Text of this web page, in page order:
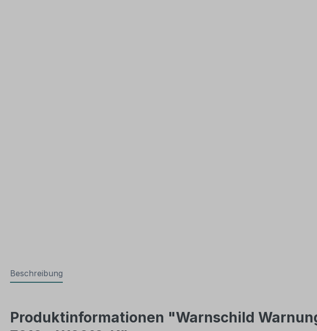
Beschreibung
Produktinformationen "Warnschild